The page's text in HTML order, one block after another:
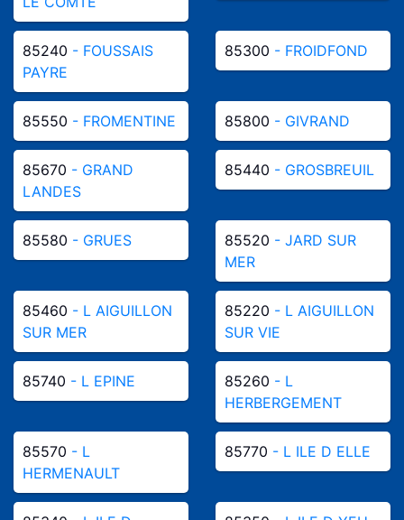
85240 - FOUSSAIS
PAYRE
85300 - FROIDFOND
85550 - FROMENTINE 85800 - GIVRAND
85670 - GRAND
LANDES
85440 - GROSBREUIL
85580 - GRUES 85520 - JARD SUR
MER
85460 - L AIGUILLON
SUR MER
85220 - L AIGUILLON
SUR VIE
85740 - L EPINE 85260 - L
HERBERGEMENT
85570 - L
HERMENAULT
85770 - L ILE D ELLE